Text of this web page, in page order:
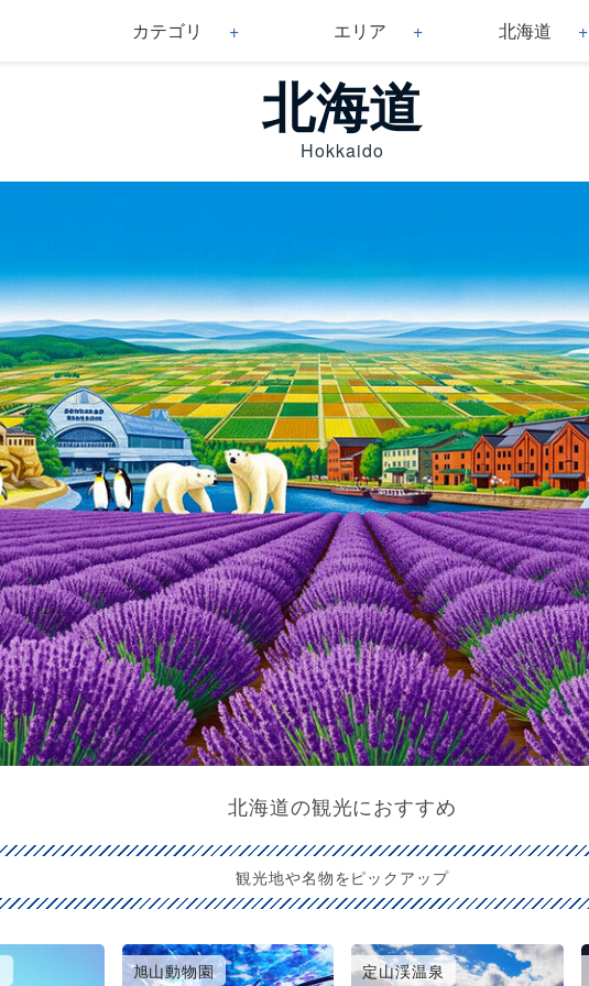
カテゴリ エリア 北海道
北海道
Hokkaido
北海道の観光におすすめ
観光地や名物をピックアップ
旭山動物園 定山渓温泉